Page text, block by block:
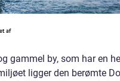
gammel by, som har en
ligger den berømte